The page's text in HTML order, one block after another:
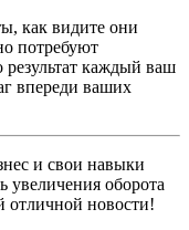
как видите они
потребуют
каждый ваш
впереди ваших
и свои навыки
увеличения оборота
новости!